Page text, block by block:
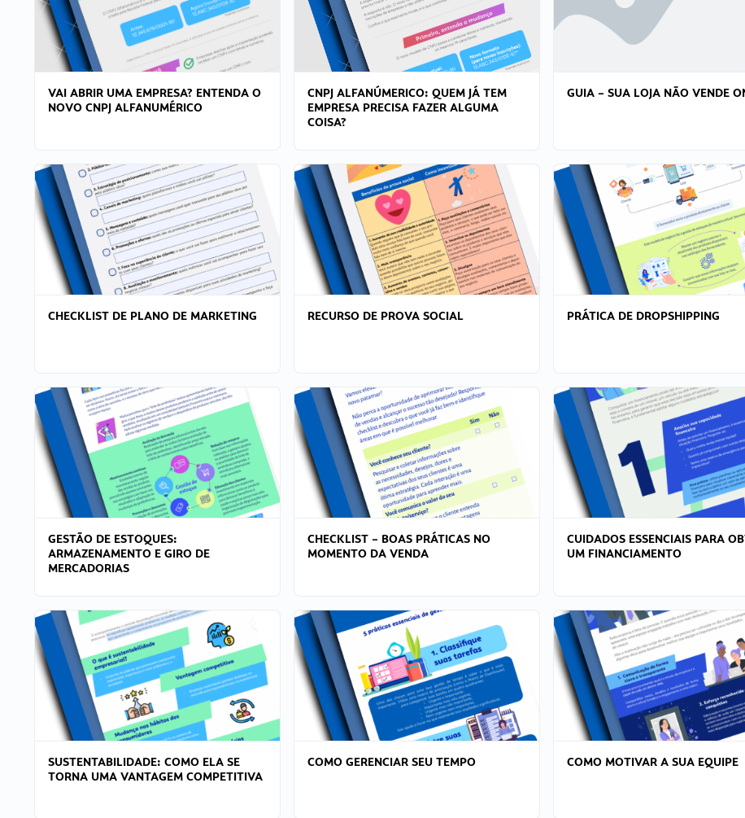
VAI ABRIR UMA EMPRESA? ENTENDA O
NOVO CNPJ ALFANUMÉRICO
CNPJ ALFANÚMERICO: QUEM JÁ TEM
EMPRESA PRECISA FAZER ALGUMA
COISA?
GUIA – SUA LOJA NÃO VENDE
CHECKLIST DE PLANO DE MARKETING RECURSO DE PROVA SOCIAL PRÁTICA DE DROPSHIPPING
GESTÃO DE ESTOQUES:
ARMAZENAMENTO E GIRO DE
MERCADORIAS
CHECKLIST – BOAS PRÁTICAS NO
MOMENTO DA VENDA
CUIDADOS ESSENCIAIS PARA
UM FINANCIAMENTO
SUSTENTABILIDADE: COMO ELA SE
TORNA UMA VANTAGEM COMPETITIVA
COMO GERENCIAR SEU TEMPO COMO MOTIVAR A SUA EQUIPE